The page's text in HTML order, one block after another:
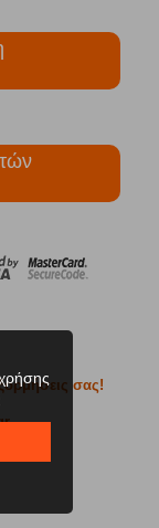
σας!